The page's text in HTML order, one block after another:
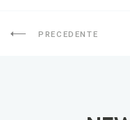
PRECEDENTE